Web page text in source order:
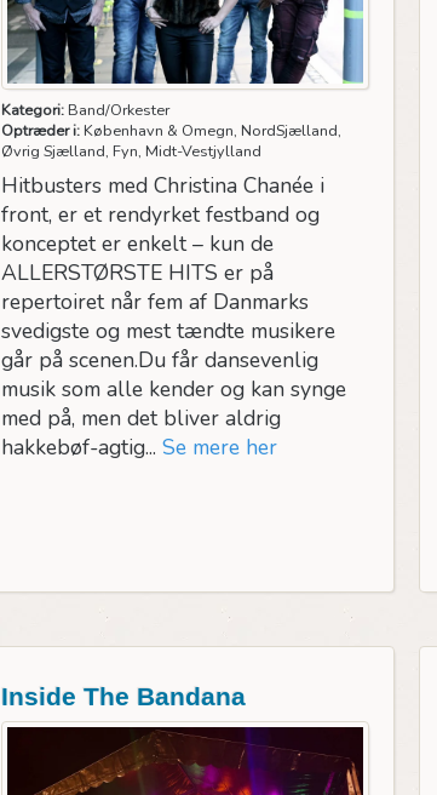
Kategori:Band/Orkester
Optræder i:København & Omegn, NordSjælland,
Øvrig Sjælland, Fyn, Midt-Vestjylland
Hitbusters med Christina Chanée i
front, er et rendyrket festband og
konceptet er enkelt – kun de
ALLERSTØRSTE HITS er på
repertoiret når fem af Danmarks
svedigste og mest tændte musikere
går på scenen.Du får dansevenlig
musik som alle kender og kan synge
med på, men det bliver aldrig
hakkebøf-agtig... Se mere her
Inside The Bandana